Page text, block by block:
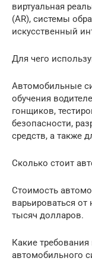
виртуальная
(AR), системы
искусственный
Для чего
Автомобильные
обучения
гонщиков,
безопасности,
средств, а также
Сколько стоит
Стоимость
варьироваться от
тысяч долларов.
Какие
автомобильного